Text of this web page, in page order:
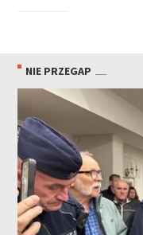
NIE PRZEGAP